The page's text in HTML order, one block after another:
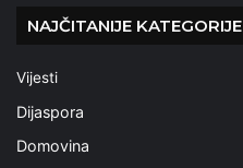
NAJČITANIJE KATEGORIJE
Vijesti
Dijaspora
Domovina